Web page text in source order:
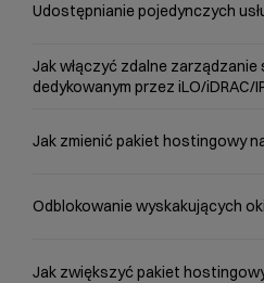
Udostępnianie pojedynczych
Jak włączyć zdalne zarządzanie
dedykowanym przez iLO/iDRAC/
Jak zmienić pakiet hostingowy
Odblokowanie wyskakujących
Jak zwiększyć pakiet